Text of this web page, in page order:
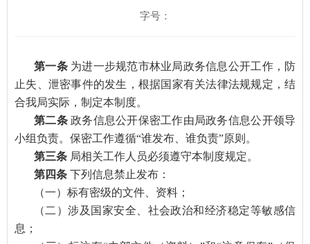
字号：
第一条为进一步规范市林业局政务信息公开工作，防
止失、泄密事件的发生，根据国家有关法律法规规定，结
合我局实际，制定本制度。
第二条政务信息公开保密工作由局政务信息公开领导
小组负责。保密工作遵循“谁发布、谁负责”原则。
第三条 局相关工作人员必须遵守本制度规定。
第四条 下列信息禁止发布：
（一）标有密级的文件、资料；
（二）涉及国家安全、社会政治和经济稳定等敏感信
息；